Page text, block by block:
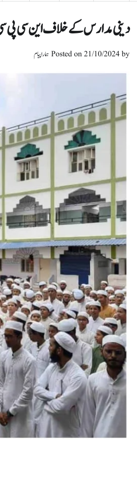
دینی مدارس کے خلاف این سی پی
Posted on21/10/2024by ہمارا پیام